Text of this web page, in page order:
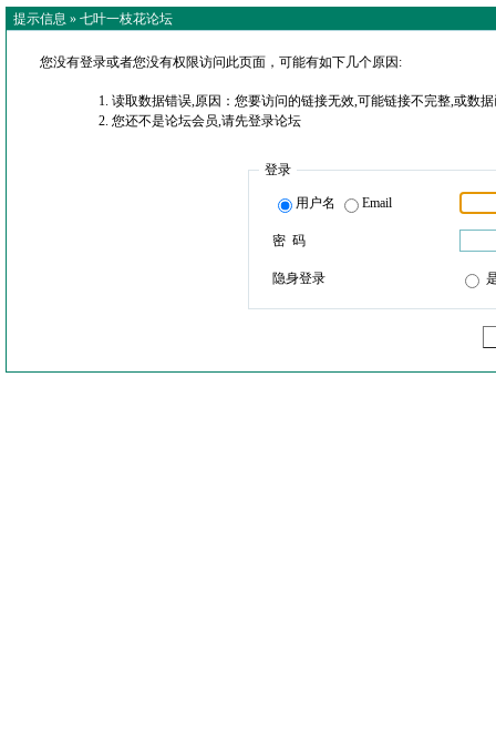
提示信息 » 七叶一枝花论坛
您没有登录或者您没有权限访问此页面，可能有如下几个原因:
读取数据错误,原因：您要访问的链接无效,可能链接不完整,或数
您还不是论坛会员,请先登录论坛
登录
用户名 Email
密 码
隐身登录